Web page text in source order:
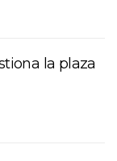
la plaza